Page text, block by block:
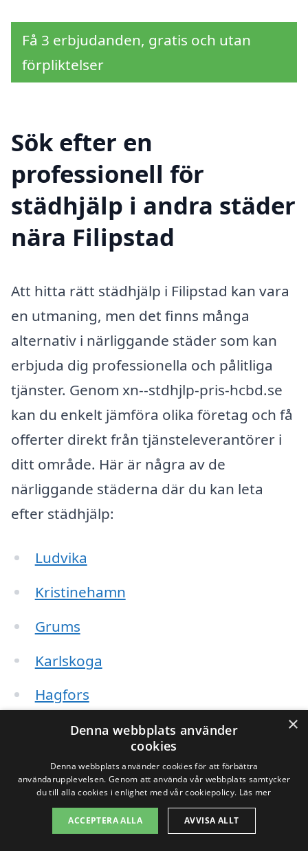
Få 3 erbjudanden, gratis och utan
förpliktelser
Sök efter en
professionell för
städhjälp i andra städer
nära Filipstad
Att hitta rätt städhjälp i Filipstad kan vara
en utmaning, men det finns många
alternativ i närliggande städer som kan
erbjuda dig professionella och pålitliga
tjänster. Genom xn--stdhjlp-pris-hcbd.se
kan du enkelt jämföra olika företag och få
offerter direkt från tjänsteleverantörer i
ditt område. Här är några av de
närliggande städerna där du kan leta
efter städhjälp:
Ludvika
Kristinehamn
Grums
Karlskoga
Hagfors
Munkfors
Torsby
Arvika
Sunne
×
Denna webbplats använder
cookies
Denna webbplats använder cookies för att förbättra
användarupplevelsen. Genom att använda vår webbplats samtycker
du till alla cookies i enlighet med vår cookiepolicy. Läs mer
ACCEPTERA ALLA AVVISA ALLT